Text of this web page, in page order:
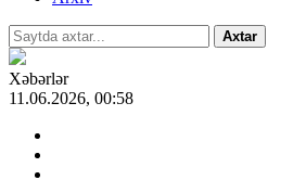
Axtar
Xəbərlər
11.06.2026, 00:58